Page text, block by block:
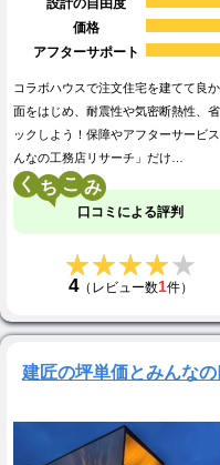
設計の自由度
価格
アフターサポート
コラボハウスで注文住宅を建てて良
面をはじめ、耐震性や気密断熱性、
ックしよう！保障やアフターサービ
んなの工務店リサーチ」だけ…
く こ
口コミによる評判
★★★★★
★★★★★
4（レビュー数1件）
建匠の坪単価とみんな